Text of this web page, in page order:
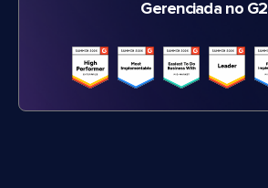
Gerenciada no G2